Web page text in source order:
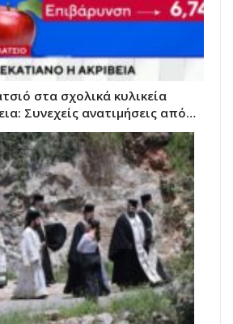
στα σχολικά κυλικεία
Συνεχείς ανατιμήσεις από…